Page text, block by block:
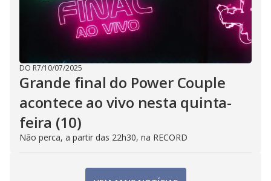
DO R7/10/07/2025
Grande final do Power Couple
acontece ao vivo nesta quinta-
feira (10)
Não perca, a partir das 22h30, na RECORD